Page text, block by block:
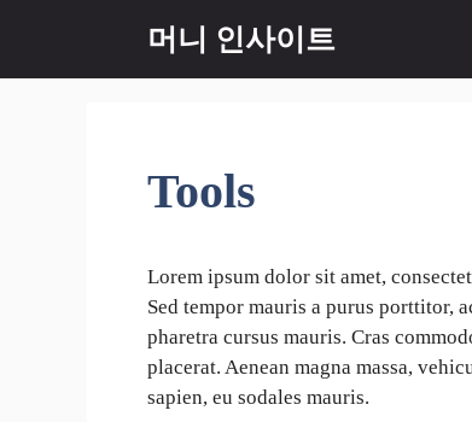
츠
머니 인사이트
Tools
Lorem ipsum dolor sit amet,
Sed tempor mauris a purus porttitor,
pharetra cursus mauris. Cras
placerat. Aenean magna massa,
sapien, eu sodales mauris.